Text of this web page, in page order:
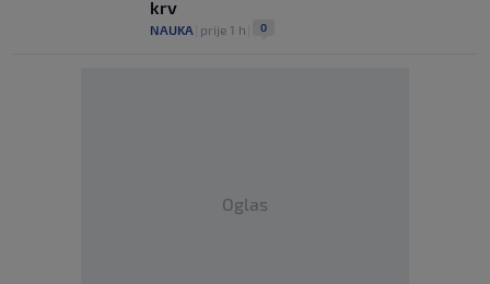
krv
NAUKA prije 1 h 0
Oglas